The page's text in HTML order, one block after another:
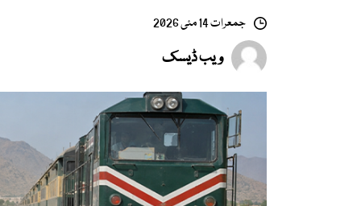
جمعرات 14 مئی 2026
ویب ڈیسک